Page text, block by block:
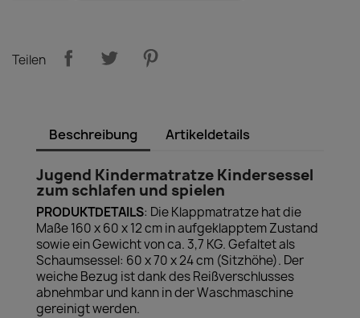
Teilen
Beschreibung Artikeldetails
Jugend Kindermatratze Kindersessel
zum schlafen und spielen
PRODUKTDETAILS: Die Klappmatratze hat die
Maße 160 x 60 x 12 cm in aufgeklapptem Zustand
sowie ein Gewicht von ca. 3,7 KG. Gefaltet als
Schaumsessel: 60 x 70 x 24 cm (Sitzhöhe). Der
weiche Bezug ist dank des Reißverschlusses
abnehmbar und kann in der Waschmaschine
gereinigt werden.